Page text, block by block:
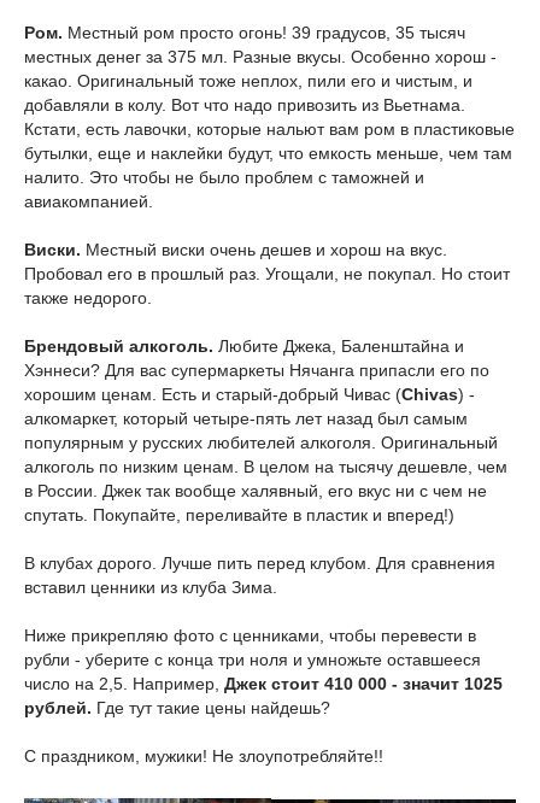
Ром. Местный ром просто огонь! 39 градусов, 35 тысяч
местных денег за 375 мл. Разные вкусы. Особенно хорош -
какао. Оригинальный тоже неплох, пили его и чистым, и
добавляли в колу. Вот что надо привозить из Вьетнама.
Кстати, есть лавочки, которые нальют вам ром в пластиковые
бутылки, еще и наклейки будут, что емкость меньше, чем там
налито. Это чтобы не было проблем с таможней и
авиакомпанией.
Виски. Местный виски очень дешев и хорош на вкус.
Пробовал его в прошлый раз. Угощали, не покупал. Но стоит
также недорого.
Брендовый алкоголь. Любите Джека, Баленштайна и
Хэннеси? Для вас супермаркеты Нячанга припасли его по
хорошим ценам. Есть и старый-добрый Чивас (Chivas) -
алкомаркет, который четыре-пять лет назад был самым
популярным у русских любителей алкоголя. Оригинальный
алкоголь по низким ценам. В целом на тысячу дешевле, чем
в России. Джек так вообще халявный, его вкус ни с чем не
спутать. Покупайте, переливайте в пластик и вперед!)
В клубах дорого. Лучше пить перед клубом. Для сравнения
вставил ценники из клуба Зима.
Ниже прикрепляю фото с ценниками, чтобы перевести в
рубли - уберите с конца три ноля и умножьте оставшееся
число на 2,5. Например, Джек стоит 410 000 - значит 1025
рублей. Где тут такие цены найдешь?
С праздником, мужики! Не злоупотребляйте!!